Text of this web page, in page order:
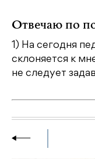
Отвечаю по
1) На сегодня
склоняется к
не следует